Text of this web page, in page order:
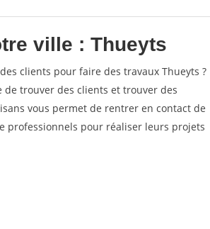
ville : Thueyts
clients pour faire des travaux Thueyts ?
trouver des clients et trouver des
vous permet de rentrer en contact de
professionnels pour réaliser leurs projets